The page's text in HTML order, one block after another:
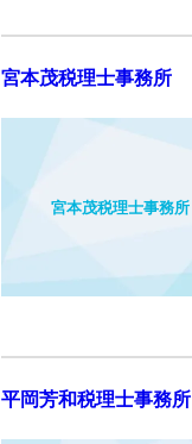
宮本茂税理士事務所
宮本茂税理士事務所
平岡芳和税理士事務所